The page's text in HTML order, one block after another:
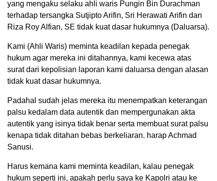
yang mengaku selaku ahli waris Pungin Bin Durachman
terhadap tersangka Sutjipto Arifin, Sri Herawati Arifin dan
Riza Roy Alfian, SE tidak kuat dasar hukumnya (Daluarsa).
Kami (Ahli Waris) meminta keadilan kepada penegak
hukum agar mereka ini ditahannya, kami kecewa atas
surat dari kepolisian laporan kami daluarsa dengan alasan
tidak kuat dasar hukumnya.
Padahal sudah jelas mereka itu menempatkan keterangan
palsu kedalam data autentik dan mempergunakan akta
autentik yang isinya tidak benar serta membuat surat palsu
kenapa tidak ditahan bebas berkeliaran. harap Achmad
Sanusi.
Harus kemana kami meminta keadilan, kalau penegak
hukum seperti ini, apakah perlu saya ke Kapolri atau ke